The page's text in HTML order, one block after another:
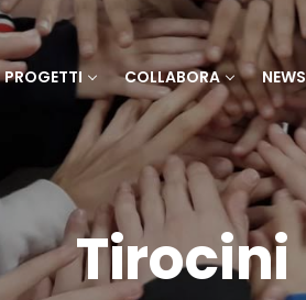
PROGETTI COLLABORA NEWS
Tirocini